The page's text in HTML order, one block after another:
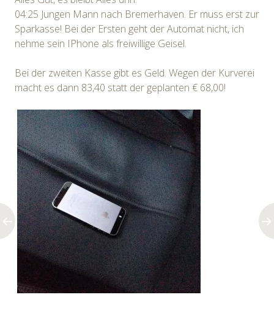
04:25 Jungen Mann nach Bremerhaven. Er muss erst zur
Sparkasse! Bei der Ersten geht der Automat nicht, ich
nehme sein IPhone als freiwillige Geisel.
Bei der zweiten Kasse gibt es Geld. Wegen der Kurverei
macht es dann 83,40 statt der geplanten € 68,00!